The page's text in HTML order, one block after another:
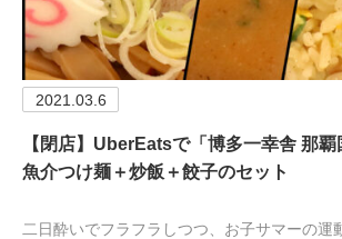
2021.03.6
【閉店】UberEatsで「博多一幸舎 那
魚介つけ麺＋炒飯＋餃子のセット
二日酔いでフラフラしつつ、お子サマーの運